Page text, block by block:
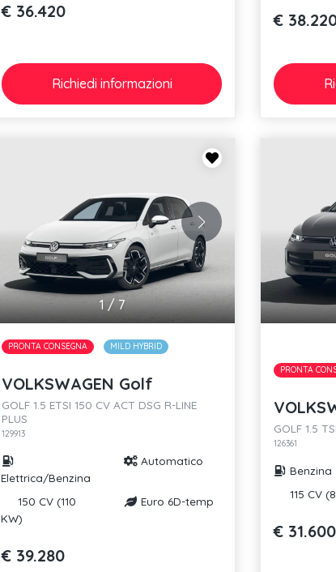
€ 36.420
Richiedi informazioni
€
1/7
PRONTA CONSEGNA MILD HYBRID
VOLKSWAGEN Golf
GOLF 1.5 ETSI 150 CV ACT DSG R-LINE
PLUS
129913
Elettrica/Benzina
Automatico
150 CV (110
KW)
Euro 6D-temp
€ 39.280
PRONTA
GOLF 1.5
126361
Benzina
115 CV
€ 31.600